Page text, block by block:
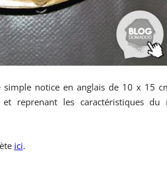
simple notice en anglais de 10 x 15
reprenant les caractéristiques
ici.